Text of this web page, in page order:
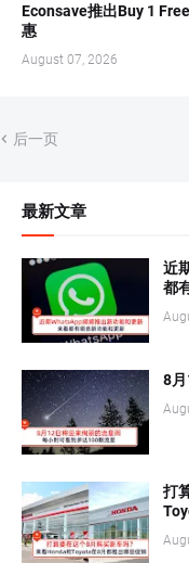
Econsave推出Buy 1
惠
August 07, 2026
后一页
最新文章
近
都
8
打